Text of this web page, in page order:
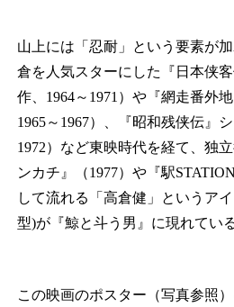
山上には「忍耐」という要素が
倉を人気スターにした『日本侠
作、1964～1971）や『網走番外
1965～1967）、『昭和残侠伝』
1972）など東映時代を経て、独
ンカチ』（1977）や『駅
して流れる「高倉健」というア
型)が『鯨と斗う男』に現れてい
この映画のポスター（写真参照